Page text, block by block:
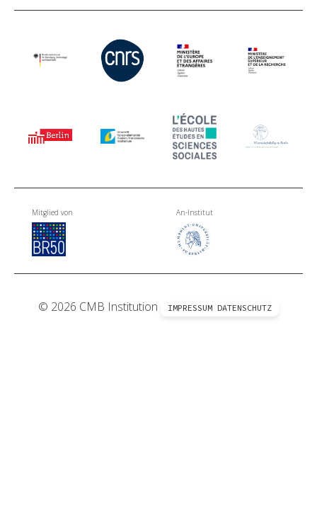
Mitglied von An-Institut
© 2026 CMB Institution IMPRESSUM DATENSCHUTZ